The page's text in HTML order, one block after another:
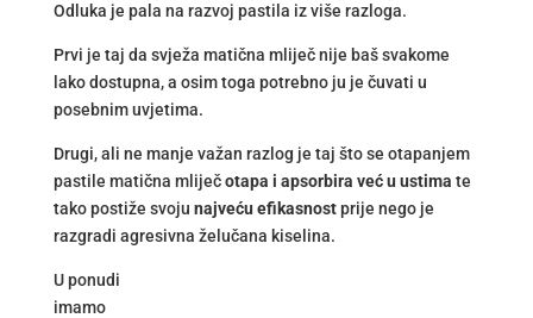
Odluka je pala na razvoj pastila iz više razloga.
Prvi je taj da svježa matična mliječ nije baš svakome
lako dostupna, a osim toga potrebno ju je čuvati u
posebnim uvjetima.
Drugi, ali ne manje važan razlog je taj što se otapanjem
pastile matična mliječotapa i apsorbira već u ustima te
tako postiže svoju najveću efikasnostprije nego je
razgradi agresivna želučana kiselina.
U ponudi
imamo